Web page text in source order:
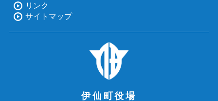
リンク
サイトマップ
伊仙町役場